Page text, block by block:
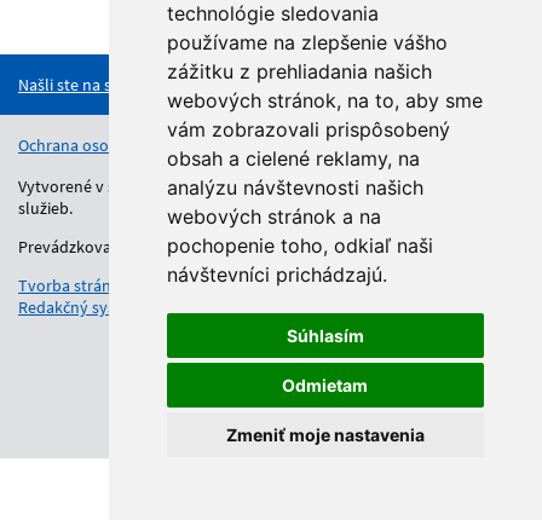
technológie sledovania
používame na zlepšenie vášho
zážitku z prehliadania našich
webových stránok, na to, aby sme
vám zobrazovali prispôsobený
obsah a cielené reklamy, na
analýzu návštevnosti našich
webových stránok a na
pochopenie toho, odkiaľ naši
návštevníci prichádzajú.
Súhlasím
Odmietam
Zmeniť moje nastavenia
Našli ste na stránke chybu?
Ochrana osobných údajov Vyhlásenie o prístupnosti Kontakt
Vytvorené v súlade s Jednotným dizajn manuálom elektronických
služieb.
Prevádzkovateľom služby je Regionálny úrad školskej správy.
Tvorba stránok
: Aglo Solutions
Redakčný systém